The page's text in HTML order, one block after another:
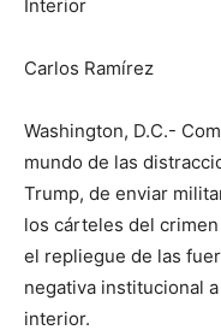
Interior
Carlos Ramírez
Washington, D.C.-
mundo de las
Trump, de enviar
los cárteles del
el repliegue de las
negativa institucional
interior.